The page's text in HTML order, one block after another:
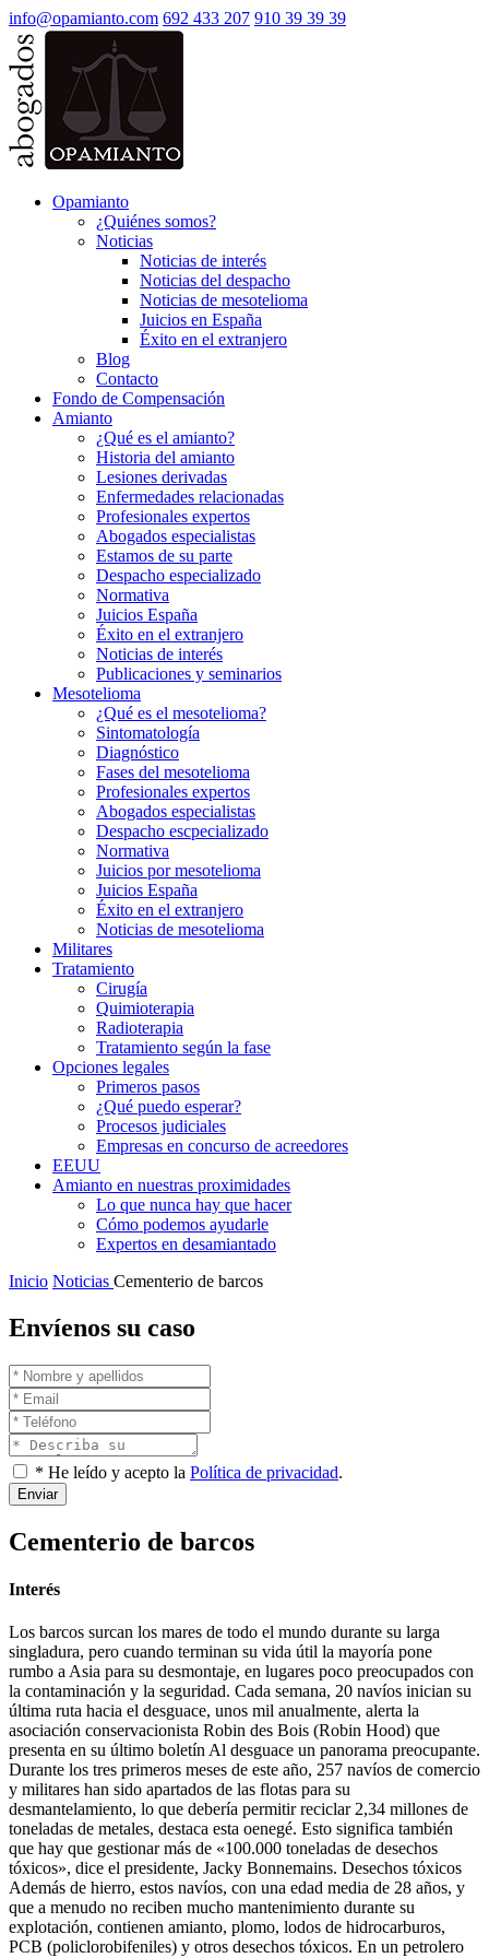
info@opamianto.com 692 433 207 910 39 39 39
Opamianto
¿Quiénes somos?
Noticias
Noticias de interés
Noticias del despacho
Noticias de mesotelioma
Juicios en España
Éxito en el extranjero
Blog
Contacto
Fondo de Compensación
Amianto
¿Qué es el amianto?
Historia del amianto
Lesiones derivadas
Enfermedades relacionadas
Profesionales expertos
Abogados especialistas
Estamos de su parte
Despacho especializado
Normativa
Juicios España
Éxito en el extranjero
Noticias de interés
Publicaciones y seminarios
Mesotelioma
¿Qué es el mesotelioma?
Sintomatología
Diagnóstico
Fases del mesotelioma
Profesionales expertos
Abogados especialistas
Despacho escpecializado
Normativa
Juicios por mesotelioma
Juicios España
Éxito en el extranjero
Noticias de mesotelioma
Militares
Tratamiento
Cirugía
Quimioterapia
Radioterapia
Tratamiento según la fase
Opciones legales
Primeros pasos
¿Qué puedo esperar?
Procesos judiciales
Empresas en concurso de acreedores
EEUU
Amianto en nuestras proximidades
Lo que nunca hay que hacer
Cómo podemos ayudarle
Expertos en desamiantado
Inicio Noticias Cementerio de barcos
Envíenos su caso
* He leído y acepto la Política de privacidad.
Enviar
Cementerio de barcos
Interés
Los barcos surcan los mares de todo el mundo durante su larga
singladura, pero cuando terminan su vida útil la mayoría pone
rumbo a Asia para su desmontaje, en lugares poco preocupados con
la contaminación y la seguridad. Cada semana, 20 navíos inician su
última ruta hacia el desguace, unos mil anualmente, alerta la
asociación conservacionista Robin des Bois (Robin Hood) que
presenta en su último boletín Al desguace un panorama preocupante.
Durante los tres primeros meses de este año, 257 navíos de comercio
y militares han sido apartados de las flotas para su
desmantelamiento, lo que debería permitir reciclar 2,34 millones de
toneladas de metales, destaca esta oenegé. Esto significa también
que hay que gestionar más de «100.000 toneladas de desechos
tóxicos», dice el presidente, Jacky Bonnemains. Desechos tóxicos
Además de hierro, estos navíos, con una edad media de 28 años, y
que a menudo no reciben mucho mantenimiento durante su
explotación, contienen amianto, plomo, lodos de hidrocarburos,
PCB (policlorobifeniles) y otros desechos tóxicos. En un petrolero